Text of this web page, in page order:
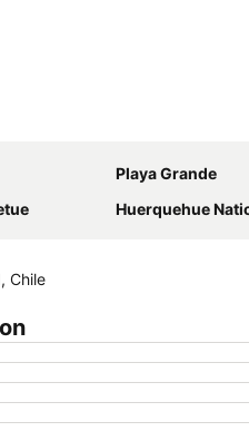
Playa Grande
Huerquehue
Chile